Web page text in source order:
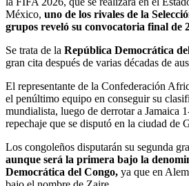
México, uno de los rivales de la
grupos reveló su convocatoria final de
Se trata de la República Democrática
gran cita después de varias décadas de
El representante de la Confederación
el penúltimo equipo en conseguir su
mundialista, luego de derrotar a Jamaica
repechaje que se disputó en la ciudad de
Los congoleños disputarán su segunda
aunque será la primera bajo la
Democrática del Congo, ya que en